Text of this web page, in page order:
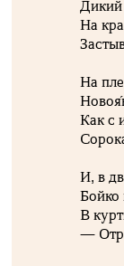
На
На
Как с
И, в
Бойко
В
—